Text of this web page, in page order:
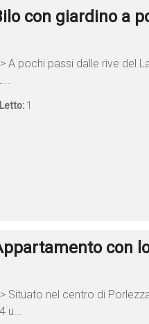
con giardino a
A pochi passi dalle rive del
1
con
Situato nel centro di
u...